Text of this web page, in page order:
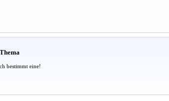
bestimmt eine!